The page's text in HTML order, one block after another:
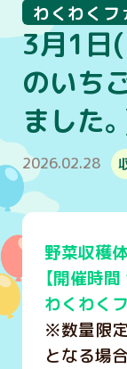
3月1日
のいち
ました
わくわくフ
2026.02.28
野菜収穫
【開催時
わくわく
※数量限
となる場